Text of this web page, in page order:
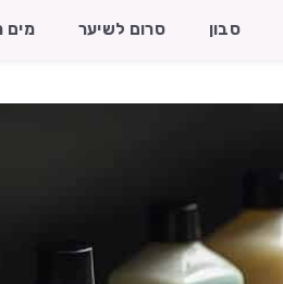
סבון סרום לשיער מים